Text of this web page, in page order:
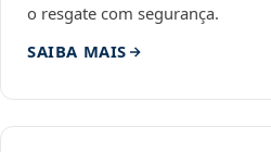
o resgate com segurança.
SAIBA MAIS